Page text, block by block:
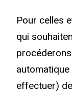
Pour celles
qui
automatique
effectuer)